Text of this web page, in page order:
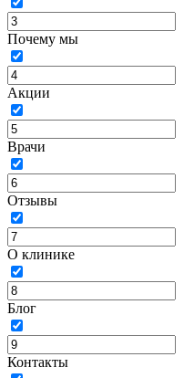
Почему мы
Акции
Врачи
Отзывы
О клинике
Блог
Контакты